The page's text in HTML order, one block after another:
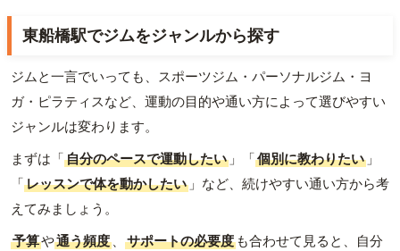
東船橋駅でジムをジャンルから探す
ジムと一言でいっても、スポーツジム・パーソナルジム・ヨ
ガ・ピラティスなど、運動の目的や通い方によって選びやすい
ジャンルは変わります。
まずは「自分のペースで運動したい 」「個別に教わりたい 」
「レッスンで体を動かしたい 」など、続けやすい通い方から考
えてみましょう。
予算や通う頻度 、 サポートの必要度 も合わせて見ると、自分